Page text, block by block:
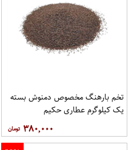
تخم بارهنگ مخصوص دمنوش بسته
یک کیلوگرم عطاری حکیم
۳۸۰,۰۰۰